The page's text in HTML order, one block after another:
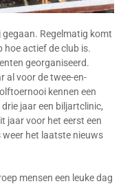
gegaan. Regelmatig komt
hoe actief de club is.
georganiseerd.
al voor de twee-en-
kennen een
jaar een biljartclinic,
jaar voor het eerst een
weer het laatste nieuws
mensen een leuke dag